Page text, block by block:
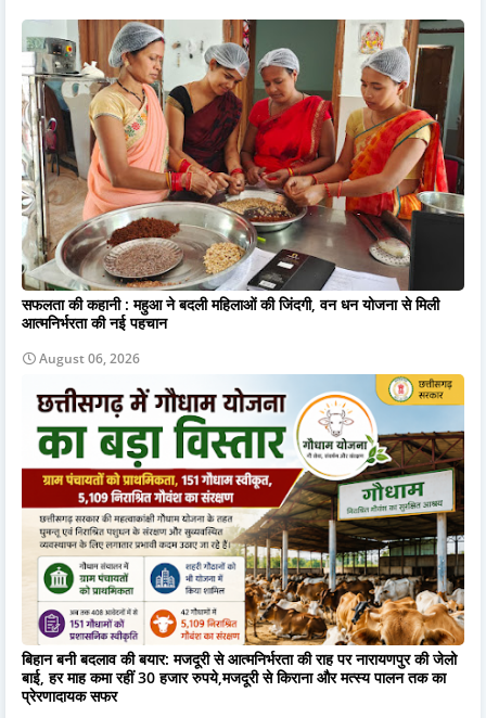
सफलता की कहानी : महुआ ने बदली महिलाओं की जिंदगी, वन धन योजना से मिली
आत्मनिर्भरता की नई पहचान
August 06, 2026
बिहान बनी बदलाव की बयार: मजदूरी से आत्मनिर्भरता की राह पर नारायणपुर की जेलो
बाई, हर माह कमा रहीं 30 हजार रुपये,मजदूरी से किराना और मत्स्य पालन तक का
प्रेरणादायक सफर